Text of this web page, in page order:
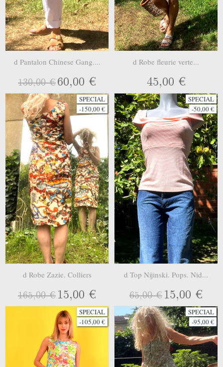
d Pantalon Chinese Gang....
130,00 €60,00 €
d Robe fleurie verte...
45,00 €
SPECIAL
-150,00 €
d Robe Zazie. Colliers
165,00 € 15,00 €
SPECIAL
-50,00 €
d Top Nijinski. Pops. Nid...
65,00 € 15,00 €
SPECIAL
-105,00 €
SPECIAL
-95,00 €